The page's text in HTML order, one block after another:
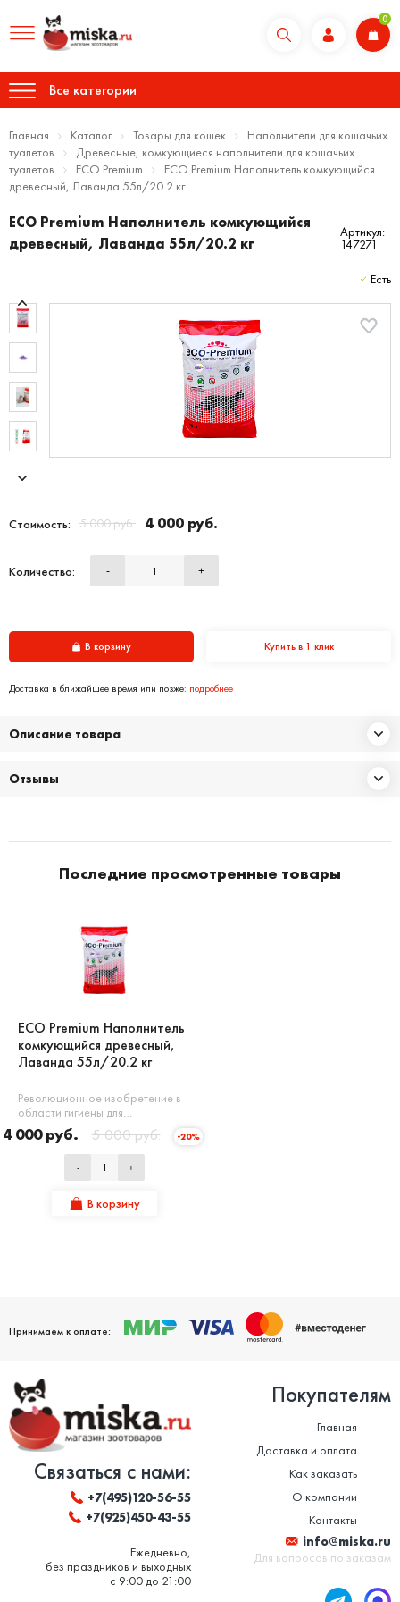
0
Все категории
Главная Каталог Товары для кошек
Наполнители для кошачьих
туалетов
Древесные, комкующиеся наполнители для кошачьих
туалетов
ECO Premium
ECO Premium Наполнитель комкующийся
древесный, Лаванда 55л/20.2 кг
ECO Premium Наполнитель комкующийся
древесный, Лаванда 55л/20.2 кг
Артикул:
147271
Есть
Стоимость: 5 000 руб. 4 000 руб.
Количество: - +
В корзину Купить в 1 клик
Доставка в ближайшее время или позже: подробнее
Описание товара
Отзывы
Последние просмотренные товары
ECO Premium Наполнитель
комкующийся древесный,
Лаванда 55л/20.2 кг
Революционное изобретение в
области гигиены для…
4 000 руб. 5 000 руб. -20%
- +
В корзину
Принимаем к оплате:
Связаться с нами:
+7(495)120-56-55
+7(925)450-43-55
Ежедневно,
без праздников и выходных
с 9:00 до 21:00
Покупателям
Главная
Доставка и оплата
Как заказать
О компании
Контакты
info@miska.ru
Для вопросов по заказам